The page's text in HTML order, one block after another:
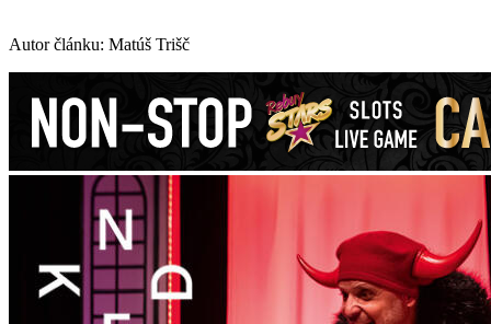
Autor článku: Matúš Trišč